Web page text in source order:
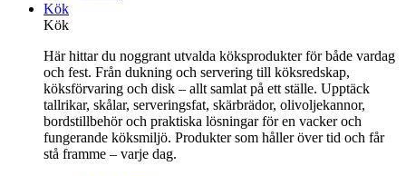
Kök
Kök
Här hittar du noggrant utvalda köksprodukter för både vardag
och fest. Från dukning och servering till köksredskap,
köksförvaring och disk – allt samlat på ett ställe. Upptäck
tallrikar, skålar, serveringsfat, skärbrädor, olivoljekannor,
bordstillbehör och praktiska lösningar för en vacker och
fungerande köksmiljö. Produkter som håller över tid och får
stå framme – varje dag.